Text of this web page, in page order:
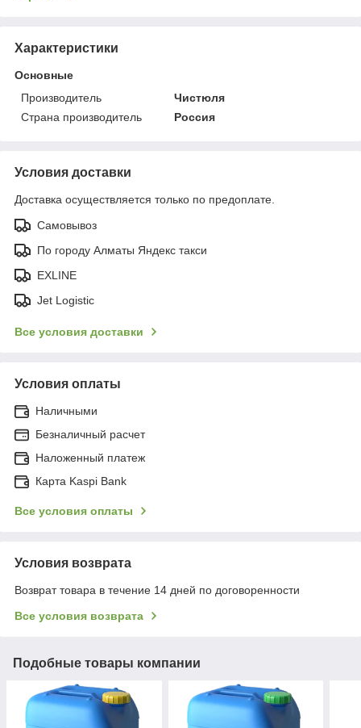
Характеристики
Основные
Производитель
Чистюля
Страна производитель
Россия
Условия доставки
Доставка осуществляется только по предоплате.
Самовывоз
По городу Алматы Яндекс такси
EXLINE
Jet Logistic
Все условия доставки
Условия оплаты
Наличными
Безналичный расчет
Наложенный платеж
Карта Kaspi Bank
Все условия оплаты
Условия возврата
Возврат товара в течение 14 дней по договоренности
Все условия возврата
Подобные товары компании